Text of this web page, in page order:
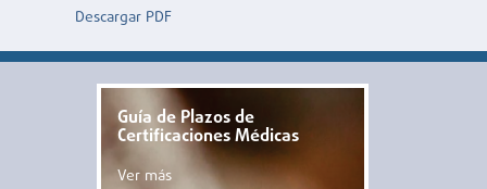
Descargar PDF
Guía de Plazos de
Certificaciones Médicas
Ver más